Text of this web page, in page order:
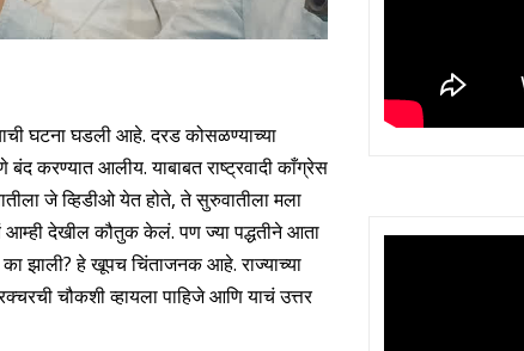
घटना घडली आहे. दरड कोसळण्याच्या
बंद करण्यात आलीय. याबाबत राष्ट्रवादी काँग्रेस
जे व्हिडीओ येत होते, ते सुरुवातीला मला
आम्ही देखील कौतुक केलं. पण ज्या पद्धतीने आता
झाली? हे खूपच चिंताजनक आहे. राज्याच्या
चौकशी व्हायला पाहिजे आणि याचं उत्तर